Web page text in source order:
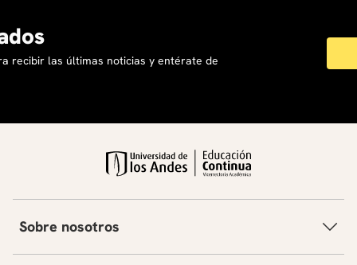
recibir las últimas noticias y entérate de
Sobre nosotros